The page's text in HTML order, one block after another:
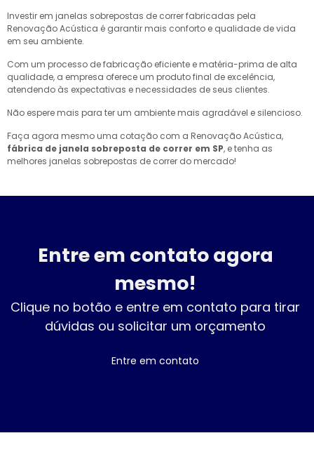
Investir em janelas sobrepostas de correr fabricadas pela
Renovação Acústica é garantir mais conforto e qualidade de vida
em seu ambiente.
Com um processo de fabricação eficiente e matéria-prima de alta
qualidade, a empresa oferece um produto final de excelência,
atendendo às expectativas e necessidades de seus clientes.
Não espere mais para ter um ambiente mais agradável e silencioso.
Faça agora mesmo uma cotação com a Renovação Acústica,
fábrica de janela sobreposta de correr em SP, e tenha as
melhores janelas sobrepostas de correr do mercado!
Entre em contato agora
mesmo!
Clique no botão e entre em contato para tirar
dúvidas ou solicitar um orçamento
Entre em contato